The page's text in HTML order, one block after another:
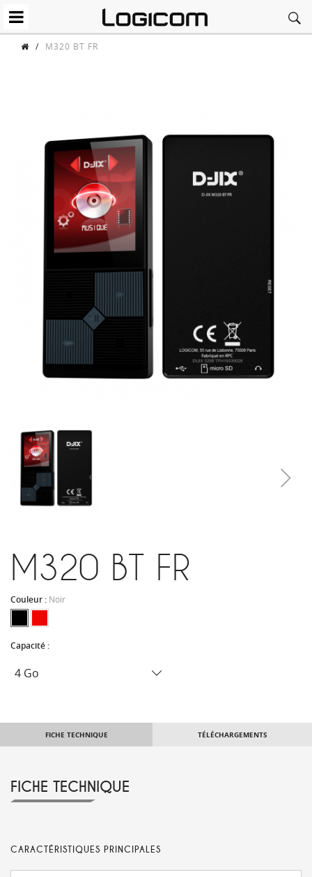
/ M320 BT FR
M320 BT FR
Couleur : Noir
Capacité :
FICHE TECHNIQUE TÉLÉCHARGEMENTS
FICHE TECHNIQUE
CARACTÉRISTIQUES PRINCIPALES